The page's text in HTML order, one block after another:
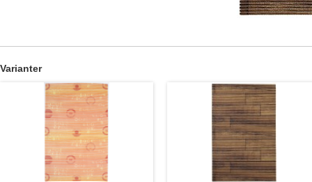
Varianter